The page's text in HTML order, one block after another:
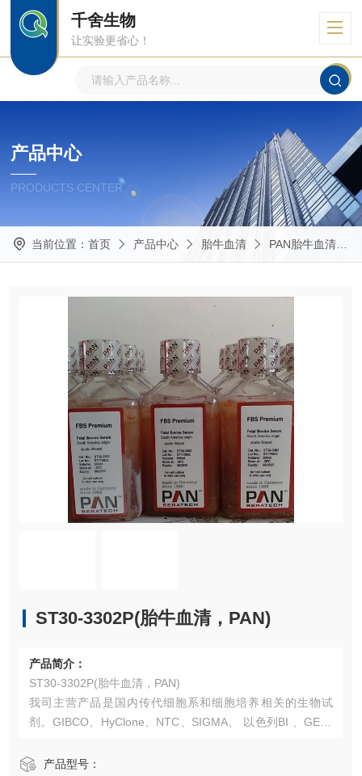
千舍生物
让实验更省心！
产品中心
PRODUCTS CENTER
当前位置： 首页 产品中心 胎牛血清 PAN胎牛血清
ST30-3302P(胎牛血清，PAN)
产品简介：
ST30-3302P(胎牛血清，PAN)
我司主营产品是国内传代细胞系和细胞培养相关的生物试
剂。GIBCO、HyClone、NTC、SIGMA、 以色列BI 、GEMI
血清。常规液体培养基、胰酶、双抗、无血清冻存液、日本
产品型号：